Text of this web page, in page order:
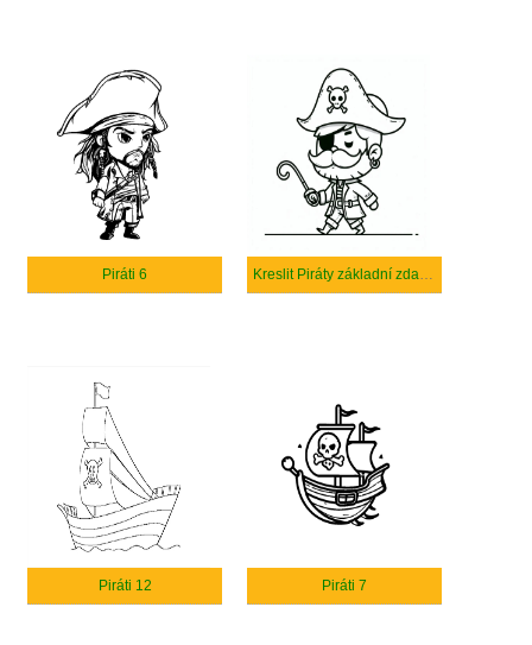
Piráti 6 Kreslit Piráty základní zdarma
Piráti 12 Piráti 7